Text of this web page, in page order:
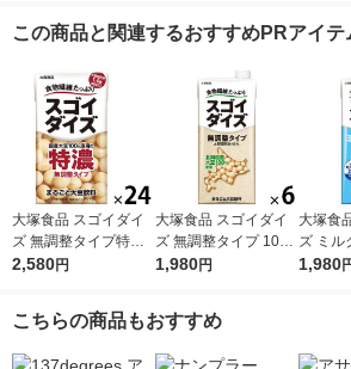
この商品と関連するおすすめPRアイテ
大塚食品 スゴイダイ
ズ 無調整タイプ特濃
125ml 1箱（24本入）
2,580円
大塚食品 スゴイダイ
ズ 無調整タイプ 1000
ml 1箱（6本入）
1,980円
大塚食
ズ ミル
さしい
1,980
こちらの商品もおすすめ